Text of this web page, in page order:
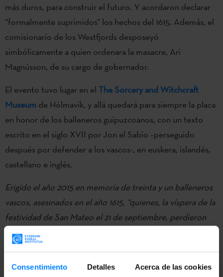
Consentimiento Detalles Acerca de las cookies
más duros, para construir el futuro. Y acordaron declarar
“formalmente suprimidos” los hechos del 1615. Además, el
comisionario de los Westfjords desposeyó
simbólicamente a quien ordenara la masacre, Ari
Magnússon, de su cargo de gobernador.
El evento tuvo lugar en el The Sorcery and Witchcraft
Museum de Hólmavik, y allá quedará para siempre la placa
en honor de los balleneros guipuzcoanos, con un texto
escrito en el siglo XVII por Jon el Sabio –perseguido
después por defender a los vascos-, en euskera, islandés,
castellano e inglés.
Erigido el año 2015 en memoria de treinta y un balleneros
vascos, asesinados en el año 1615, “quienes, la víspera de la
festividad de San Mateo el 21 de septiembre, perdieron
sus naves en un fiordo cerca de Trékyllisvík a causa del
hielo y la tempestad, y quienes luego fueron matados por
las tropas del hacendado Ari Magnússon de [Ögur]. Cinco